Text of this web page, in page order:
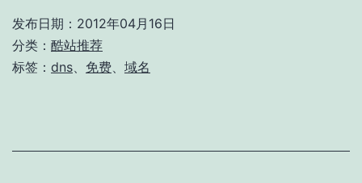
发布日期： 2012年04月16日
分类： 酷站推荐
标签： dns 免费 域名